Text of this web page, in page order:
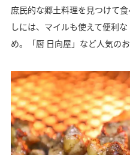
庶民的な郷土料理を見つけて
しには、マイルも使えて便利
め。「厨 日向屋」など人気の